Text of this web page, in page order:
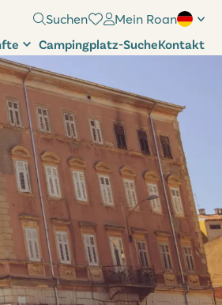
Suchen Mein Roan
Campingplatz-SucheKontakt